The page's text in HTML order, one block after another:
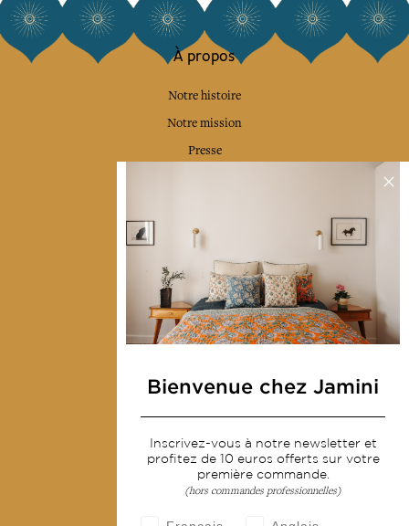
À propos
Notre histoire
Notre mission
Presse
Collections
Déco & Linge de maison
Linge de table
Sacs & pochettes
Livraison & retour
CGV
Devenir revendeur
Bienvenue chez Jamini
Inscrivez-vous à notre newsletter et
profitez de 10 euros offerts sur votre
première commande.
(hors commandes professionnelles)